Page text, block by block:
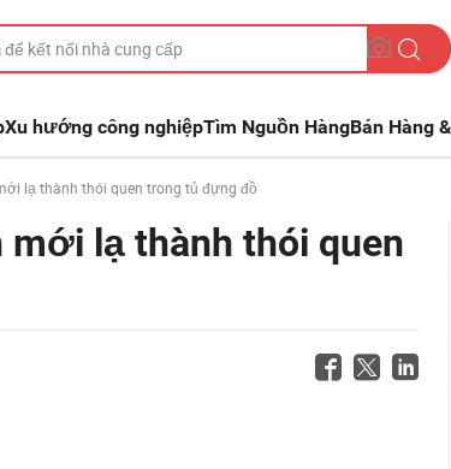
Xu hướng công nghiệpTìm Nguồn HàngBán Hàng
lạ thành thói quen trong tủ đựng đồ
lạ thành thói quen